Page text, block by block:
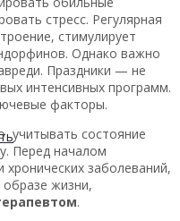
стресс. Регулярная
стимулирует
Однако важно
Праздники — не
интенсивных программ.
факторы.
учитывать состояние
Перед началом
заболеваний,
жизни,
.